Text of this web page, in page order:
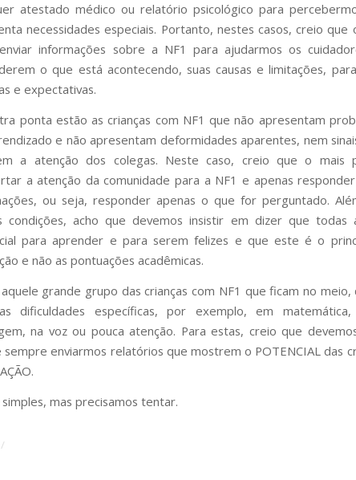
atestado médico ou relatório psicológico para
necessidades especiais. Portanto, nestes casos, creio que
informações sobre a NF1 para ajudarmos os
o que está acontecendo, suas causas e limitações,
e expectativas.
ponta estão as crianças com NF1 que não apresentam
e não apresentam deformidades aparentes, nem
a atenção dos colegas. Neste caso, creio que o mais
a atenção da comunidade para a NF1 e apenas
ou seja, responder apenas o que for perguntado.
condições, acho que devemos insistir em dizer que todas
para aprender e para serem felizes e que este é o
e não as pontuações acadêmicas.
grande grupo das crianças com NF1 que ficam no
dificuldades específicas, por exemplo, em
na voz ou pouca atenção. Para estas, creio que
sempre enviarmos relatórios que mostrem o POTENCIAL das
mas precisamos tentar.
/